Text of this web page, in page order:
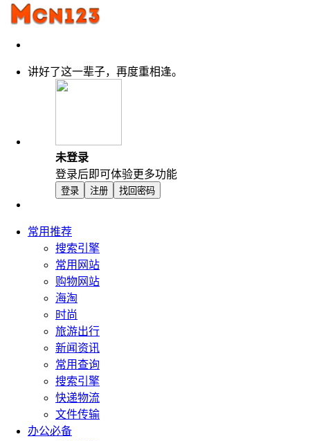
讲好了这一辈子，再度重相逢。
未登录
登录后即可体验更多功能
登录 注册 找回密码
常用推荐
搜索引擎
常用网站
购物网站
海淘
时尚
旅游出行
新闻资讯
常用查询
搜索引擎
快递物流
文件传输
办公必备